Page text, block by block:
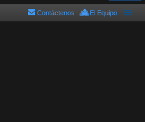
El Equipo
Contáctenos